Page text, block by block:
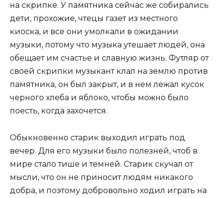
на скрипке. У памятника сейчас же собирались
дети, прохожие, чтецы газет из местного
киоска, и все они умолкали в ожидании
музыки, потому что музыка утешает людей, она
обещает им счастье и славную жизнь. Футляр от
своей скрипки музыкант клал на землю против
памятника, он был закрыт, и в нем лежал кусок
черного хлеба и яблоко, чтобы можно было
поесть, когда захочется.
Обыкновенно старик выходил играть под
вечер. Для его музыки было полезней, чтоб в
мире стало тише и темней. Старик скучал от
мысли, что он не приносит людям никакого
добра, и поэтому добровольно ходил играть на